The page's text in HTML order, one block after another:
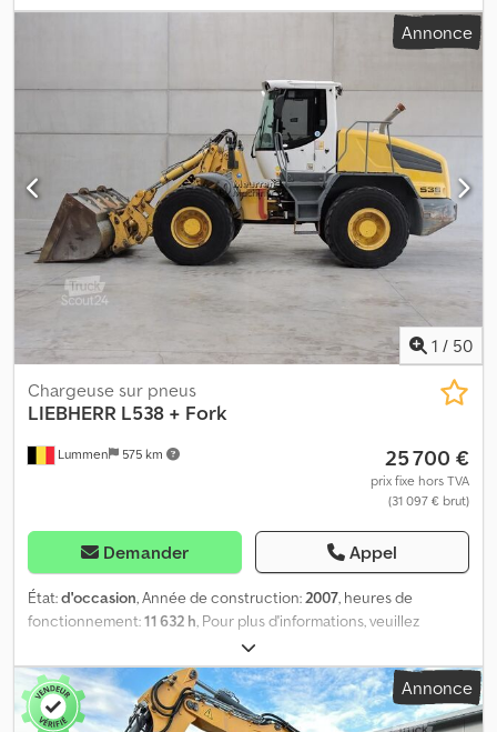
un contrôle des émissions et un contrôle de la conformité, ainsi
que l’immatriculation. Sous réserve d’erreur et de vente
vous. Dodpfx Aozit Tyjpyjkr Les demandes par WhatsApp ne seront
pas traitées. Numéro de référence interne :
Annonce
1 / 50
Lummen 575 km
Chargeuse sur pneus
LIEBHERR L538 + Fork
25 700 €
prix fixe hors TVA
(31 097 € brut)
Demander Appel
État:d'occasion, Année de construction: 2007, heures de
fonctionnement:11 632 h , Pour plus d'informations, veuillez
contacter Kurt Meurrens , ) Dedpjzth U Hefx Apyskr
Annonce